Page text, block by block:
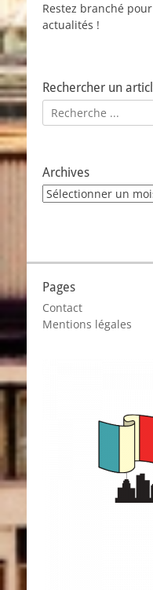
Restez branché
actualités !
Rechercher un
Rechercher :
Archives
Archives
Pages
Contact
Mentions légales